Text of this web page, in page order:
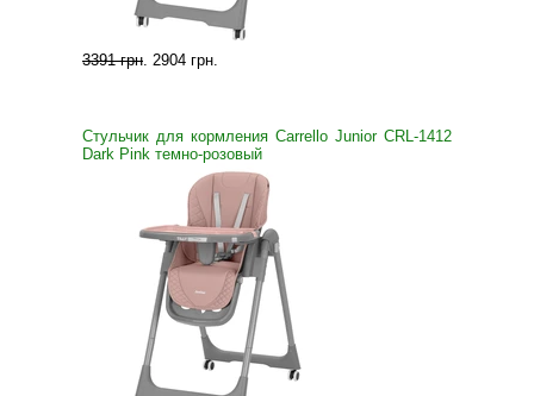
3391 грн. 2904 грн.
Стульчик для кормления Carrello Junior CRL-1412
Dark Pink темно-розовый